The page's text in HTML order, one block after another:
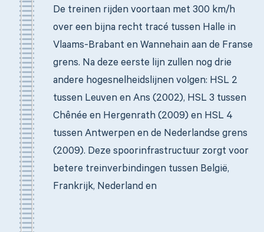
De treinen rijden voortaan met 300 km/h
over een bijna recht tracé tussen Halle in
Vlaams-Brabant en Wannehain aan de Franse
grens. Na deze eerste lijn zullen nog drie
andere hogesnelheidslijnen volgen: HSL 2
tussen Leuven en Ans (2002), HSL 3 tussen
Chênée en Hergenrath (2009) en HSL 4
tussen Antwerpen en de Nederlandse grens
(2009). Deze spoorinfrastructuur zorgt voor
betere treinverbindingen tussen België,
Frankrijk, Nederland en